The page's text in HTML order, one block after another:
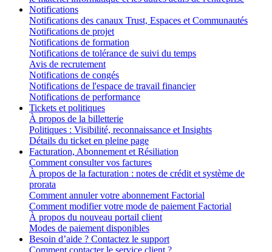
Notifications
Notifications des canaux Trust, Espaces et Communautés
Notifications de projet
Notifications de formation
Notifications de tolérance de suivi du temps
Avis de recrutement
Notifications de congés
Notifications de l'espace de travail financier
Notifications de performance
Tickets et politiques
À propos de la billetterie
Politiques : Visibilité, reconnaissance et Insights
Détails du ticket en pleine page
Facturation, Abonnement et Résiliation
Comment consulter vos factures
À propos de la facturation : notes de crédit et système de
prorata
Comment annuler votre abonnement Factorial
Comment modifier votre mode de paiement Factorial
À propos du nouveau portail client
Modes de paiement disponibles
Besoin d’aide ? Contactez le support
Comment contacter le service client ?